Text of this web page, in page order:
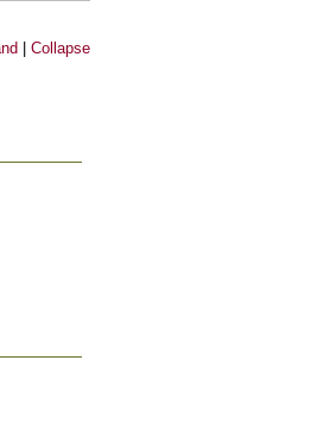
Collapse